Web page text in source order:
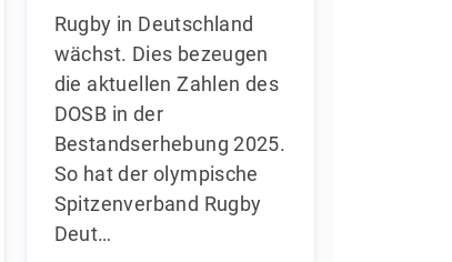
Rugby in Deutschland
wächst. Dies bezeugen
die aktuellen Zahlen des
DOSB in der
Bestandserhebung 2025.
So hat der olympische
Spitzenverband Rugby
Deut…